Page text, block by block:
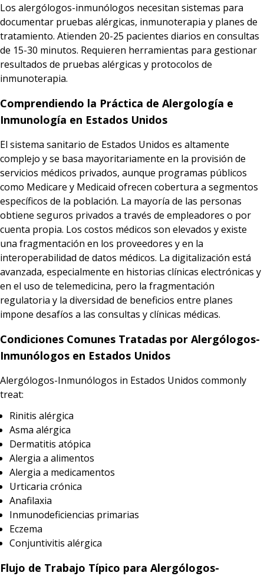
Los alergólogos-inmunólogos necesitan sistemas para
documentar pruebas alérgicas, inmunoterapia y planes de
tratamiento. Atienden 20-25 pacientes diarios en consultas
de 15-30 minutos. Requieren herramientas para gestionar
resultados de pruebas alérgicas y protocolos de
inmunoterapia.
Comprendiendo la Práctica de Alergología e
Inmunología en Estados Unidos
El sistema sanitario de Estados Unidos es altamente
complejo y se basa mayoritariamente en la provisión de
servicios médicos privados, aunque programas públicos
como Medicare y Medicaid ofrecen cobertura a segmentos
específicos de la población. La mayoría de las personas
obtiene seguros privados a través de empleadores o por
cuenta propia. Los costos médicos son elevados y existe
una fragmentación en los proveedores y en la
interoperabilidad de datos médicos. La digitalización está
avanzada, especialmente en historias clínicas electrónicas y
en el uso de telemedicina, pero la fragmentación
regulatoria y la diversidad de beneficios entre planes
impone desafíos a las consultas y clínicas médicas.
Condiciones Comunes Tratadas por Alergólogos-
Inmunólogos en Estados Unidos
Alergólogos-Inmunólogos in Estados Unidos commonly
treat:
Rinitis alérgica
Asma alérgica
Dermatitis atópica
Alergia a alimentos
Alergia a medicamentos
Urticaria crónica
Anafilaxia
Inmunodeficiencias primarias
Eczema
Conjuntivitis alérgica
Flujo de Trabajo Típico para Alergólogos-